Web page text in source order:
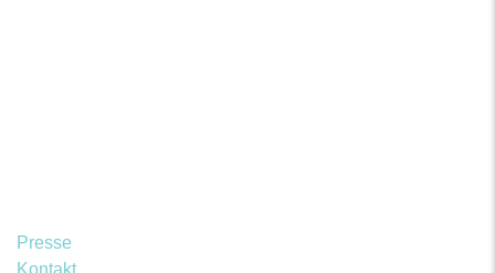
Presse
Kontakt